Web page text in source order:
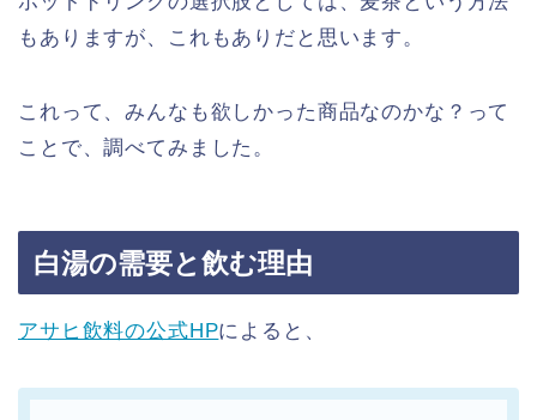
もありますが、これもありだと思います。
これって、みんなも欲しかった商品なのかな？って
ことで、調べてみました。
白湯の需要と飲む理由
アサヒ飲料の公式HPによると、